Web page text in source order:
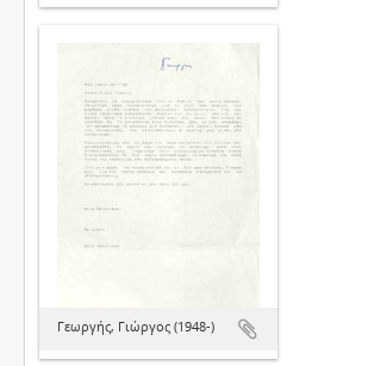
Γεωργής, Γιώργος (1948-)